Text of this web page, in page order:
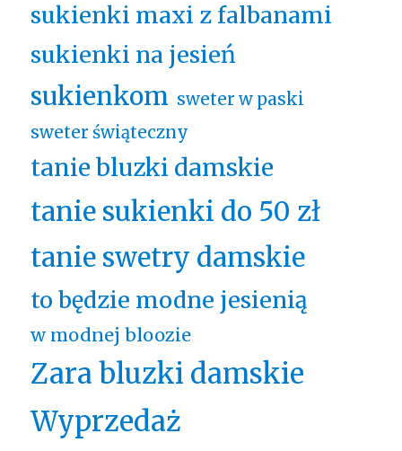
sukienki maxi z falbanami
sukienki na jesień
sukienkom sweter w paski
sweter świąteczny
tanie bluzki damskie
tanie sukienki do 50 zł
tanie swetry damskie
to będzie modne jesienią
w modnej bloozie
Zara bluzki damskie
Wyprzedaż